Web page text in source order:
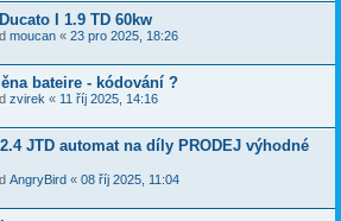
I 1.9 TD 60kw
moucan « 23 pro 2025, 18:26
bateire - kódování ?
zvirek « 11 říj 2025, 14:16
JTD automat na díly PRODEJ výhodné
AngryBird « 08 říj 2025, 11:04